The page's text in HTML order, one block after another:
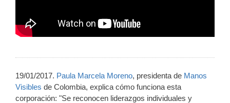
19/01/2017. Paula Marcela Moreno, presidenta de Manos
Visibles de Colombia, explica cómo funciona esta
corporación: "Se reconocen liderazgos individuales y